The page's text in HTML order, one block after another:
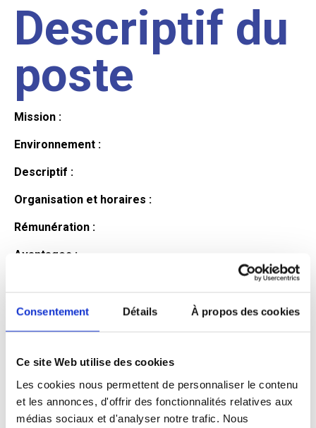
Consentement Détails À propos des cookies
Ce site Web utilise des cookies
Les cookies nous permettent de personnaliser le contenu
et les annonces, d'offrir des fonctionnalités relatives aux
médias sociaux et d'analyser notre trafic. Nous
Descriptif du
poste
Mission :
Environnement :
Descriptif :
Organisation et horaires :
Rémunération :
Avantages :
Profil du
candidat
Qualifications et diplômes :
Profil recherché :